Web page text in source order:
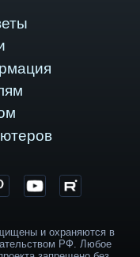
и охраняются в
РФ. Любое